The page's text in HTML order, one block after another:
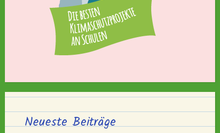
Neueste Beiträge